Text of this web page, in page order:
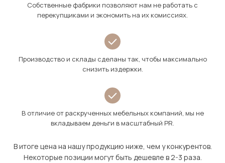
Собственные фабрики позволяют нам не работать с
перекупщиками и экономить на их комиссиях.
Производство и склады сделаны так, чтобы максимально
снизить издержки.
В отличие от раскрученных мебельных компаний, мы не
вкладываем деньги в масштабный PR.
В итоге цена на нашу продукцию ниже, чем у конкурентов.
Некоторые позиции могут быть дешевле в 2-3 раза.